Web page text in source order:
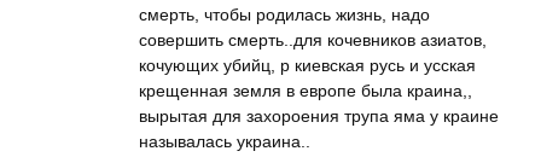
смерть, чтобы родилась жизнь, надо
совершить смерть..для кочевников азиатов,
кочующих убийц, р киевская русь и усская
крещенная земля в европе была краина,,
вырытая для захороения трупа яма у краине
называлась украина..